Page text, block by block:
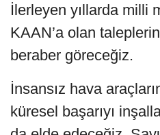
İlerleyen yıllarda milli
KAAN’a olan
beraber göreceğiz.
İnsansız hava
küresel başarıyı